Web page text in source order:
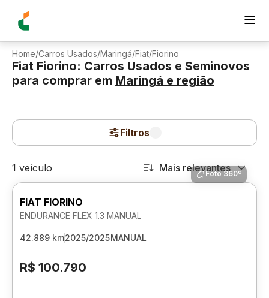
Home/Carros Usados/Maringá/Fiat/Fiorino
Fiat Fiorino: Carros Usados e Seminovos
para comprar em Maringá e região
Filtros
1 veículo Mais relevantes
Foto 360º
FIAT FIORINO
ENDURANCE FLEX 1.3 MANUAL
42.889 km2025/2025MANUAL
R$ 100.790